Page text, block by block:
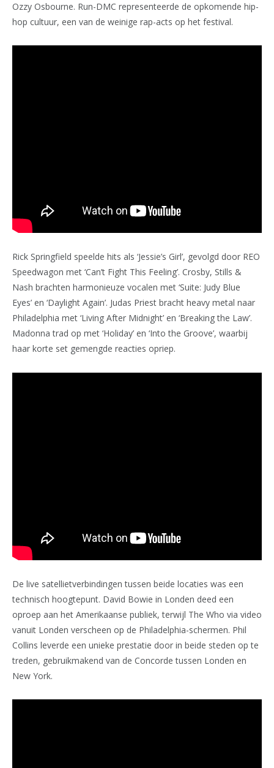
Ozzy Osbourne. Run-DMC representeerde de opkomende hip-
hop cultuur, een van de weinige rap-acts op het festival.
Rick Springfield speelde hits als ‘Jessie’s Girl’, gevolgd door REO
Speedwagon met ‘Can’t Fight This Feeling’. Crosby, Stills &
Nash brachten harmonieuze vocalen met ‘Suite: Judy Blue
Eyes’ en ‘Daylight Again’. Judas Priest bracht heavy metal naar
Philadelphia met ‘Living After Midnight’ en ‘Breaking the Law’.
Madonna trad op met ‘Holiday’ en ‘Into the Groove’, waarbij
haar korte set gemengde reacties opriep.
De live satellietverbindingen tussen beide locaties was een
technisch hoogtepunt. David Bowie in Londen deed een
oproep aan het Amerikaanse publiek, terwijl The Who via video
vanuit Londen verscheen op de Philadelphia-schermen. Phil
Collins leverde een unieke prestatie door in beide steden op te
treden, gebruikmakend van de Concorde tussen Londen en
New York.